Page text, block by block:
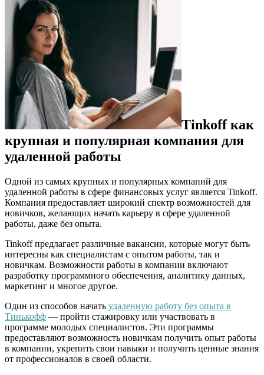
Tinkoff как
крупная и популярная компания для
удаленной работы
Одной из самых крупных и популярных компаний для
удаленной работы в сфере финансовых услуг является Tinkoff.
Компания предоставляет широкий спектр возможностей для
новичков, желающих начать карьеру в сфере удаленной
работы, даже без опыта.
Tinkoff предлагает различные вакансии, которые могут быть
интересны как специалистам с опытом работы, так и
новичкам. Возможности работы в компании включают
разработку программного обеспечения, аналитику данных,
маркетинг и многое другое.
Один из способов начать удаленную работу без опыта в
Тинькофф — пройти стажировку или участвовать в
программе молодых специалистов. Эти программы
предоставляют возможность новичкам получить опыт работы
в компании, укрепить свои навыки и получить ценные знания
от профессионалов в своей области.